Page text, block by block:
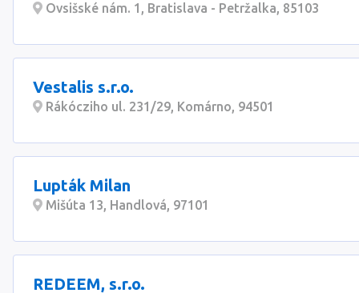
Ovsišské nám. 1, Bratislava - Petržalka, 85103
Vestalis s.r.o.
Rákócziho ul. 231/29, Komárno, 94501
Lupták Milan
Mišúta 13, Handlová, 97101
REDEEM, s.r.o.